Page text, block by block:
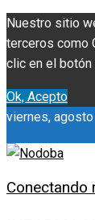
Nuestro sitio
terceros como
clic en el botón
Ok, Acepto
viernes,
Conectando